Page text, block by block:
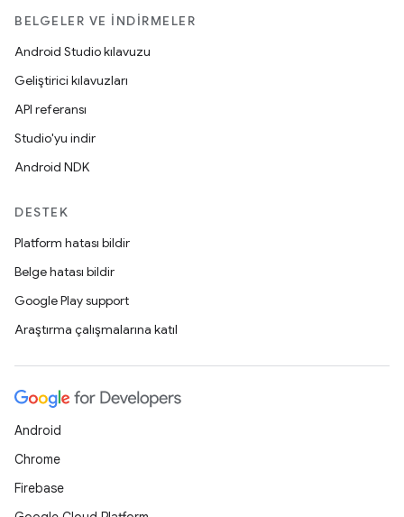
BELGELER VE İNDIRMELER
Android Studio kılavuzu
Geliştirici kılavuzları
API referansı
Studio'yu indir
Android NDK
DESTEK
Platform hatası bildir
Belge hatası bildir
Google Play support
Araştırma çalışmalarına katıl
Android
Chrome
Firebase